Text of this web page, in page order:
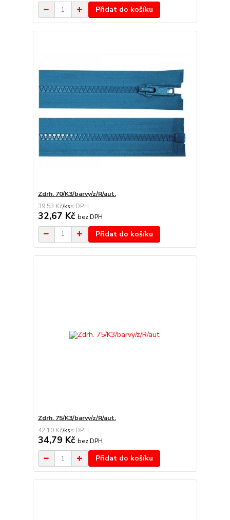
Přidat do košíku
Zdrh. 70/K3/barvy/z/R/aut.
39,53 Kč/ks
32,67 Kč bez DPH
Přidat do košíku
Zdrh. 75/K3/barvy/z/R/aut.
42,10 Kč/ks
34,79 Kč bez DPH
Přidat do košíku